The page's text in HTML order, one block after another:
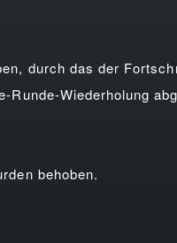
durch das der
Runde-Wiederholung
behoben.